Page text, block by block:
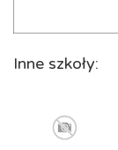
Inne szkoły: